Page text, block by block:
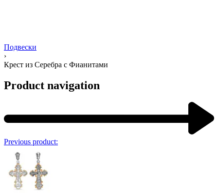
Подвески
›
Крест из Серебра с Фианитами
Product navigation
Previous product: